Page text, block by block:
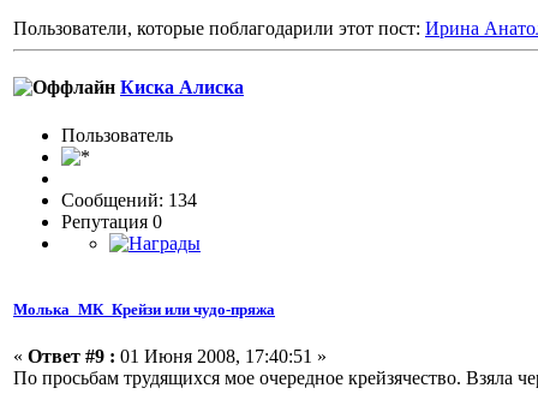
Пользователи, которые поблагодарили этот пост: Ирина
Киска Алиска
Пользовaтeль
Сообщений: 134
Репутация 0
Молька_МК_Крейзи или чудо-пряжа
« Ответ #9 : 01 Июня 2008, 17:40:51 »
По просьбам трудящихся мое очередное крейзячество. Взяла